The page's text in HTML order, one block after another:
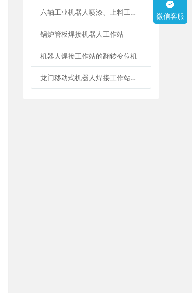
六轴工业机器人喷漆、上料工作站
锅炉管板焊接机器人工作站
机器人焊接工作站的翻转变位机
龙门移动式机器人焊接工作站系统
微信客服